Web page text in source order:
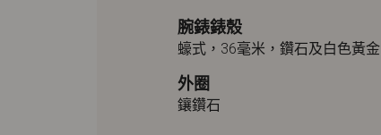
腕錶錶殼
蠔式，36毫米，鑽石及白色黃金
外圈
鑲鑽石